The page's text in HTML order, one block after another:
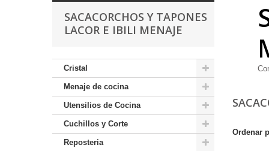
SACACORCHOS Y TAPONES
LACOR E IBILI MENAJE
Cristal
Menaje de cocina
Utensilios de Cocina
Cuchillos y Corte
Reposteria
Ordenar